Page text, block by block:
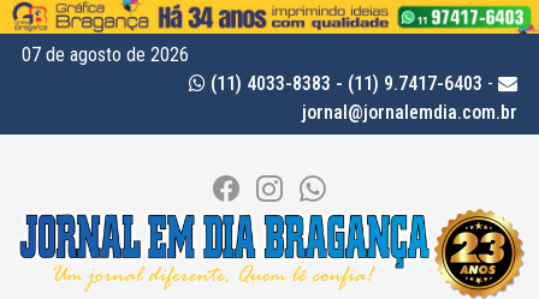
07 de agosto de 2026
(11) 4033-8383 - (11) 9.7417-6403 -
jornal@jornalemdia.com.br